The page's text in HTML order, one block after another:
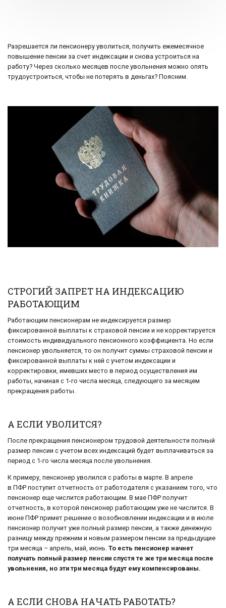
Разрешается ли пенсионеру уволиться, получить ежемесячное
повышение пенсии за счет индексации и снова устроиться на
работу? Через сколько месяцев после увольнения можно опять
трудоустроиться, чтобы не потерять в деньгах? Поясним.
СТРОГИЙ ЗАПРЕТ НА ИНДЕКСАЦИЮ
РАБОТАЮЩИМ
Работающим пенсионерам не индексируется размер
фиксированной выплаты к страховой пенсии и не корректируется
стоимость индивидуального пенсионного коэффициента. Но если
пенсионер увольняется, то он получит суммы страховой пенсии и
фиксированной выплаты к ней с учетом индексации и
корректировки, имевших место в период осуществления им
работы, начиная с 1-го числа месяца, следующего за месяцем
прекращения работы.
А ЕСЛИ УВОЛИТСЯ?
После прекращения пенсионером трудовой деятельности полный
размер пенсии с учетом всех индексаций будет выплачиваться за
период с 1-го числа месяца после увольнения.
К примеру, пенсионер уволился с работы в марте. В апреле
в ПФР поступит отчетность от работодателя с указанием того, что
пенсионер еще числится работающим. В мае ПФР получит
отчетность, в которой пенсионер работающим уже не числится. В
июне ПФР примет решение о возобновлении индексации и в июле
пенсионер получит уже полный размер пенсии, а также денежную
разницу между прежним и новым размером пенсии за предыдущие
три месяца – апрель, май, июнь. То есть пенсионер начнет
получать полный размер пенсии спустя те же три месяца после
увольнения, но эти три месяца будут ему компенсированы.
А ЕСЛИ СНОВА НАЧАТЬ РАБОТАТЬ?